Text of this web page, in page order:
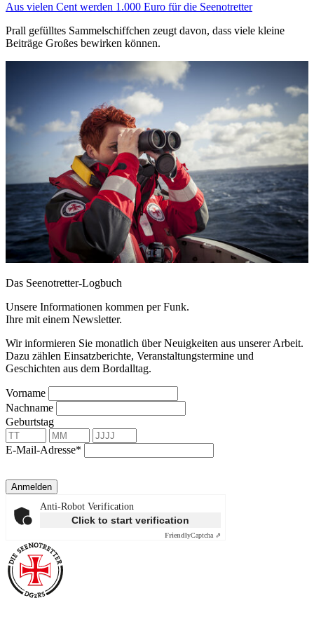
Aus vielen Cent werden 1.000 Euro für die Seenotretter
Prall gefülltes Sammelschiffchen zeugt davon, dass viele kleine
Beiträge Großes bewirken können.
Das Seenotretter-Logbuch
Unsere Informationen kommen per Funk.
Ihre mit einem Newsletter.
Wir informieren Sie monatlich über Neuigkeiten aus unserer Arbeit.
Dazu zählen Einsatzberichte, Veranstaltungstermine und
Geschichten aus dem Bordalltag.
Vorname
Nachname
Geburtstag
E-Mail-Adresse*
Anmelden
Anti-Robot Verification
Click to start verification
FriendlyCaptcha ⇗